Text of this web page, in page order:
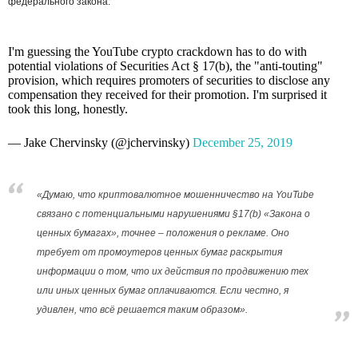
I'm guessing the YouTube crypto crackdown has to do with
potential violations of Securities Act § 17(b), the "anti-touting"
provision, which requires promoters of securities to disclose any
compensation they received for their promotion. I'm surprised it
took this long, honestly.
— Jake Chervinsky (@jchervinsky) December 25, 2019
«Думаю, что криптовалютное мошенничество на YouTube
связано с потенциальными нарушениями §17(b) «Закона о
ценных бумагах», точнее – положения о рекламе. Оно
требует от промоутеров ценных бумаг раскрытия
информации о том, что их действия по продвижению тех
или иных ценных бумаг оплачиваются. Если честно, я
удивлен, что всё решается таким образом».